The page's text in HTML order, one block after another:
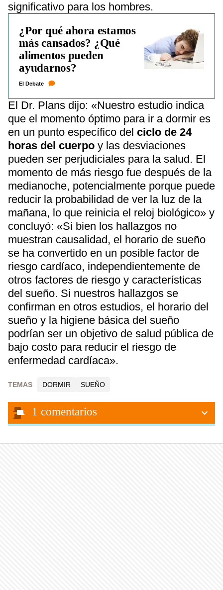
significativo para los hombres.
¿Por qué ahora estamos
más cansados? ¿Qué
alimentos pueden
ayudarnos?
El Debate
El Dr. Plans dijo: «Nuestro estudio indica
que el momento óptimo para ir a dormir es
en un punto específico del ciclo de 24
horas del cuerpo y las desviaciones
pueden ser perjudiciales para la salud. El
momento de más riesgo fue después de la
medianoche, potencialmente porque puede
reducir la probabilidad de ver la luz de la
mañana, lo que reinicia el reloj biológico» y
concluyó: «Si bien los hallazgos no
muestran causalidad, el horario de sueño
se ha convertido en un posible factor de
riesgo cardíaco, independientemente de
otros factores de riesgo y características
del sueño. Si nuestros hallazgos se
confirman en otros estudios, el horario del
sueño y la higiene básica del sueño
podrían ser un objetivo de salud pública de
bajo costo para reducir el riesgo de
enfermedad cardíaca».
TEMAS DORMIR SUEÑO
1 comentarios